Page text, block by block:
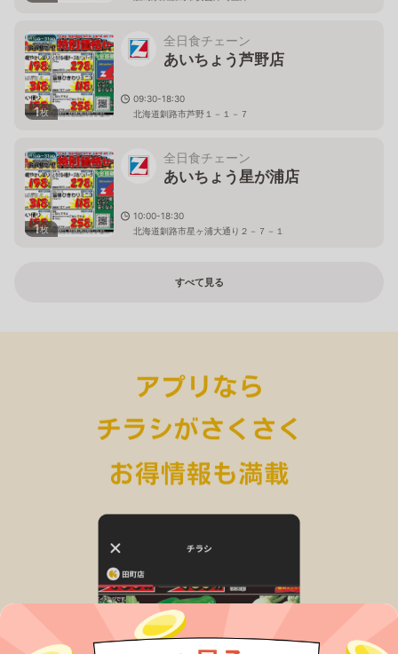
1枚
全日食チェーン
あいちょう芦野店
09:30-18:30
北海道釧路市芦野１－１－７
1枚
全日食チェーン
あいちょう星が浦店
10:00-18:30
北海道釧路市星ヶ浦大通り２－７－１
すべて見る